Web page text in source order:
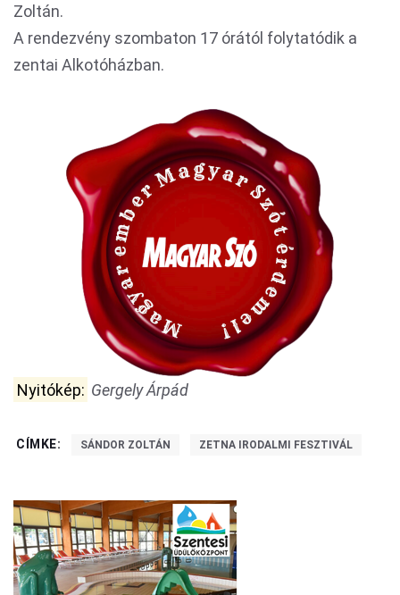
Zoltán.
A rendezvény szombaton 17 órától folytatódik a
zentai Alkotóházban.
Nyitókép: Gergely Árpád
CÍMKE: SÁNDOR ZOLTÁN ZETNA IRODALMI FESZTIVÁL